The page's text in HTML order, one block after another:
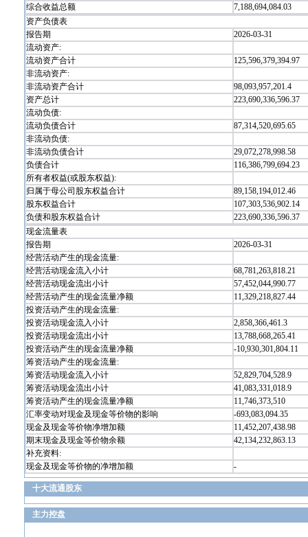
综合收益总额
7,188,694,084.03
资产负债表
报告期
2026-03-31
流动资产:
流动资产合计
125,596,379,394.97
非流动资产:
非流动资产合计
98,093,957,201.4
资产总计
223,690,336,596.37
流动负债:
流动负债合计
87,314,520,695.65
非流动负债:
非流动负债合计
29,072,278,998.58
负债合计
116,386,799,694.23
所有者权益(或股东权益):
归属于母公司股东权益合计
89,158,194,012.46
股东权益合计
107,303,536,902.14
负债和股东权益合计
223,690,336,596.37
现金流量表
报告期
2026-03-31
经营活动产生的现金流量:
经营活动现金流入小计
68,781,263,818.21
经营活动现金流出小计
57,452,044,990.77
经营活动产生的现金流量净额
11,329,218,827.44
投资活动产生的现金流量:
投资活动现金流入小计
2,858,366,461.3
投资活动现金流出小计
13,788,668,265.41
投资活动产生的现金流量净额
-10,930,301,804.11
筹资活动产生的现金流量:
筹资活动现金流入小计
52,829,704,528.9
筹资活动现金流出小计
41,083,331,018.9
筹资活动产生的现金流量净额
11,746,373,510
汇率变动对现金及现金等价物的影响
-693,083,094.35
现金及现金等价物净增加额
11,452,207,438.98
期末现金及现金等价物余额
42,134,232,863.13
补充资料:
现金及现金等价物的净增加额
-
十大流通股东
主力控盘